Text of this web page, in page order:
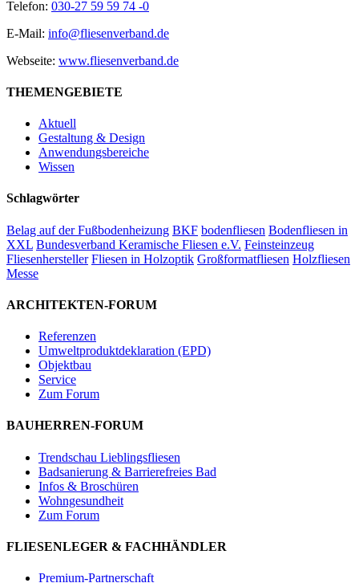
Telefon: 030-27 59 59 74 -0
E-Mail: info@fliesenverband.de
Webseite: www.fliesenverband.de
THEMENGEBIETE
Aktuell
Gestaltung & Design
Anwendungsbereiche
Wissen
Schlagwörter
Belag auf der Fußbodenheizung BKF bodenfliesen Bodenfliesen in
XXL Bundesverband Keramische Fliesen e.V. Feinsteinzeug
Fliesenhersteller Fliesen in Holzoptik Großformatfliesen Holzfliesen
Messe
ARCHITEKTEN-FORUM
Referenzen
Umweltproduktdeklaration (EPD)
Objektbau
Service
Zum Forum
BAUHERREN-FORUM
Trendschau Lieblingsfliesen
Badsanierung & Barrierefreies Bad
Infos & Broschüren
Wohngesundheit
Zum Forum
FLIESENLEGER & FACHHÄNDLER
Premium-Partnerschaft